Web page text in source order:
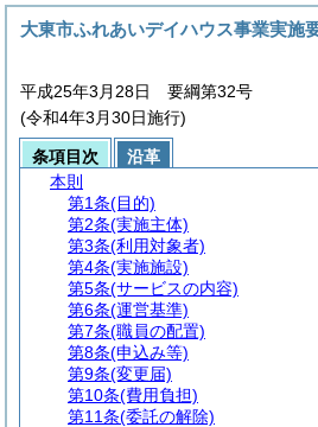
大東市ふれあいデイハウス事業実施
平成25年3月28日 要綱第32号
(令和4年3月30日施行)
条項目次
沿革
本則
第1条(目的)
第2条(実施主体)
第3条(利用対象者)
第4条(実施施設)
第5条(サービスの内容)
第6条(運営基準)
第7条(職員の配置)
第8条(申込み等)
第9条(変更届)
第10条(費用負担)
第11条(委託の解除)